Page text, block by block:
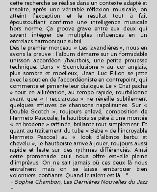
cette recherche se réalise dans un contexte adapté et
insolite, après une véritable réflexion musicale, on
atteint l’exception et le résultat tout à fait
époustouflant confirme une intelligence musicale
hors norme. Ça groove grave entre eux deux qui
savent intégrer de multiples influences en un
entrelacs harmonique subtil.
Dès le premier morceau « Les lavandières », nous en
avons la preuve : l’album démarre sur un formidable
unisson accordéon /hautbois, une petite prouesse
technique. Dans « Sconclusione » au cor anglais,
plus sombre et moelleux, Jean Luc Fillon se jette
avec le soutien de l’accordéoniste en contrepoint, qui
commente et pimente leur dialogue. Le « Chat pacha
» tout en allitération, au tempo rapide, tourbillonne
avant que « Frecciarossa » ne réveille subtilement
quelques effluves de chansons napolitaines. Sur «
Double Scotch », toujours enlevé, composition de
Hermeto Pascoale, le hautbois se pête à une montée
« en broderie » raffinée, brillante tout simplement. Et
quant au traitement du tube « Bebe » de l’incroyable
Hermeto Pascoal au « look d’albinos barbu et
chevelu », le hautboïste arrive à jouer, toujours aussi
rapide et leste sur des rythmes différenciés. Ainsi
cette promenade qu’il nous offre est-elle pleine
d’imprévus. On ne sait jamais où ces deux là nous
entraînent mais on se laisse embarquer bien
volontiers, confiants. Quand le talent est là…"
- Sophie Chambon, Les Dernières Nouvelles du Jazz
-